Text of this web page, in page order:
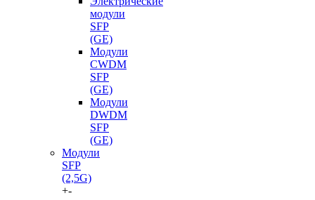
модули
SFP
(GE)
Модули
CWDM
SFP
(GE)
Модули
DWDM
SFP
(GE)
Модули
SFP
(2,5G)
+-